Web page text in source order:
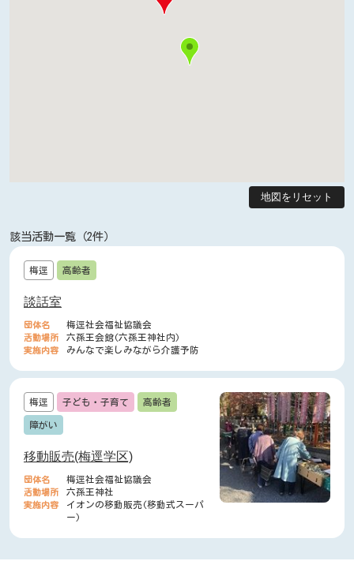
地図をリセット
該当活動一覧（2件）
梅逕 高齢者
談話室
団体名
梅逕社会福祉協議会
活動場所
六孫王会館(六孫王神社内)
実施内容
みんなで楽しみながら介護予防
梅逕 子ども・子育て 高齢者
障がい
移動販売(梅逕学区)
団体名
梅逕社会福祉協議会
活動場所
六孫王神社
実施内容
イオンの移動販売(移動式スーパ
ー)